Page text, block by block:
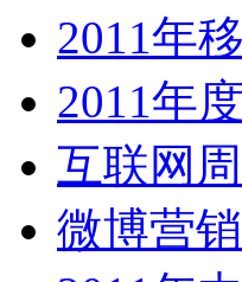
2011年
2011年
互联网
微博营